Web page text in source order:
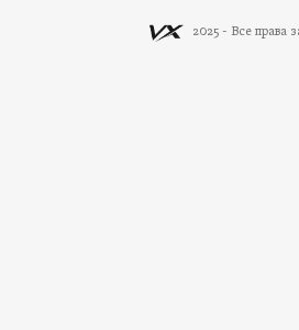
2025 - Все права